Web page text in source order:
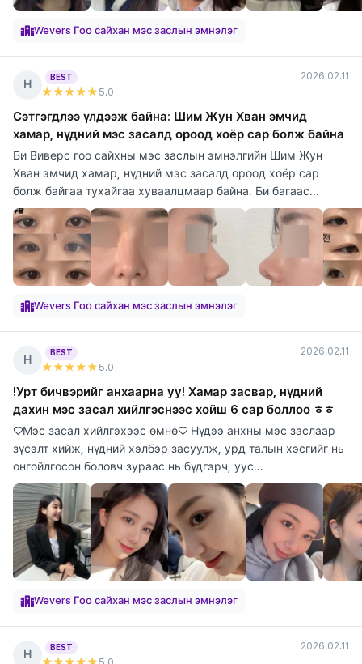
Wevers Гоо сайхан мэс заслын эмнэлэг
Н
BEST
★★★★★ 5.0
2026.02.11
Сэтгэгдлээ үлдээж байна: Шим Жун Хван эмчид
хамар, нүдний мэс засалд ороод хоёр сар болж байна
Би Виверс гоо сайхны мэс заслын эмнэлгийн Шим Жун
Хван эмчид хамар, нүдний мэс засалд ороод хоёр сар
болж байгаа тухайгаа хуваалцмаар байна. Би багаас...
Wevers Гоо сайхан мэс заслын эмнэлэг
Н
BEST
★★★★★ 5.0
2026.02.11
!Урт бичвэрийг анхаарна уу! Хамар засвар, нүдний
дахин мэс засал хийлгэснээс хойш 6 сар боллоо ㅎㅎ
♡Мэс засал хийлгэхээс өмнө♡ Нүдээ анхны мэс заслаар
зүсэлт хийж, нүдний хэлбэр засуулж, урд талын хэсгийг нь
онгойлгосон боловч зураас нь бүдгэрч, уус...
Wevers Гоо сайхан мэс заслын эмнэлэг
Н
BEST 2026.02.11